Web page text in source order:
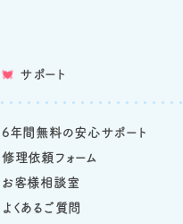
サポート
6年間無料の安心サポート
修理依頼フォーム
お客様相談室
よくあるご質問